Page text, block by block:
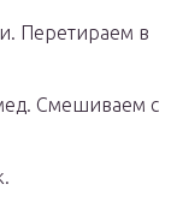
Перетираем в
Смешиваем с